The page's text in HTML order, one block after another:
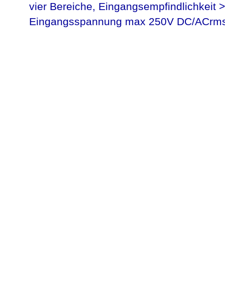
vier Bereiche, Eingangsempfindlichkeit
Eingangsspannung max 250V DC/